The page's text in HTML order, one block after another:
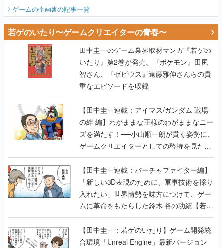
ビュー】
ゲームの企画書の記事一覧
若ゲのいたり〜ゲームクリエイターの青春〜
田中圭一のゲーム業界取材マンガ『若ゲの
いたり』第2巻が発売。『ポケモン』田尻
智さん、『ゼビウス』遠藤雅伸さんらの貴
重なエピソードを収録
【田中圭一連載：アイマス/ガンダム 戦場
の絆 編】わがままな王様のわがままなニー
ズを満たす！──小山順一朗が貫く姿勢に、
ゲームクリエイターとしての矜持を見た
【若ゲのいたり最終回】
【田中圭一連載：バーチャファイター編】
「新しい3D表現のために、軍事技術を採り
入れたい」世界情勢を味方につけて、ゲー
ムに革命をもたらした鈴木 裕の功績【若ゲ
のいたり】
【田中圭一：若ゲのいたり】ゲーム開発統
合環境「Unreal Engine」最新バージョン